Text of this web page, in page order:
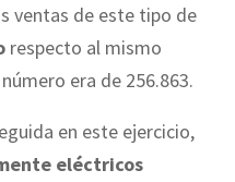
ventas de este tipo de
respecto al mismo
era de 256.863.
en este ejercicio,
eléctricos